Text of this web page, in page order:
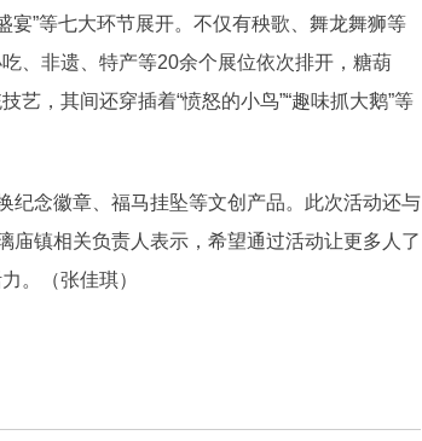
”等七大环节展开。不仅有秧歌、舞龙舞狮等
、非遗、特产等20余个展位依次排开，糖葫
，其间还穿插着“愤怒的小鸟”“趣味抓大鹅”等
念徽章、福马挂坠等文创产品。此次活动还与
庙镇相关负责人表示，希望通过活动让更多人了
。（张佳琪）